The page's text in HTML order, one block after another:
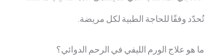
تُحدّد وفقًا للحاجة الطبية لكل مريضة.
ما هو علاج الورم الليفي في الرحم الدوائي؟